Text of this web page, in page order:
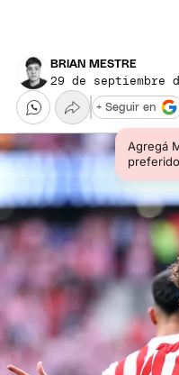
BRIAN MESTRE
29 de septiembre
Agregá
+ Seguir en